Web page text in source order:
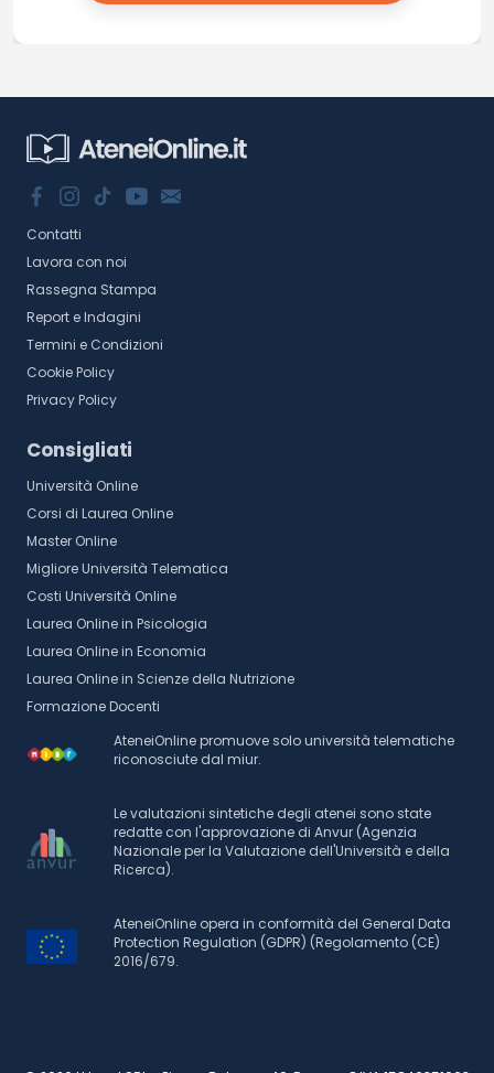
Contatti
Lavora con noi
Rassegna Stampa
Report e Indagini
Termini e Condizioni
Cookie Policy
Privacy Policy
Consigliati
Università Online
Corsi di Laurea Online
Master Online
Migliore Università Telematica
Costi Università Online
Laurea Online in Psicologia
Laurea Online in Economia
Laurea Online in Scienze della Nutrizione
Formazione Docenti
AteneiOnline promuove solo università telematiche
riconosciute dal miur.
Le valutazioni sintetiche degli atenei sono state
redatte con l'approvazione di Anvur (Agenzia
Nazionale per la Valutazione dell'Università e della
Ricerca).
AteneiOnline opera in conformità del General Data
Protection Regulation (GDPR) (Regolamento (CE)
2016/679.